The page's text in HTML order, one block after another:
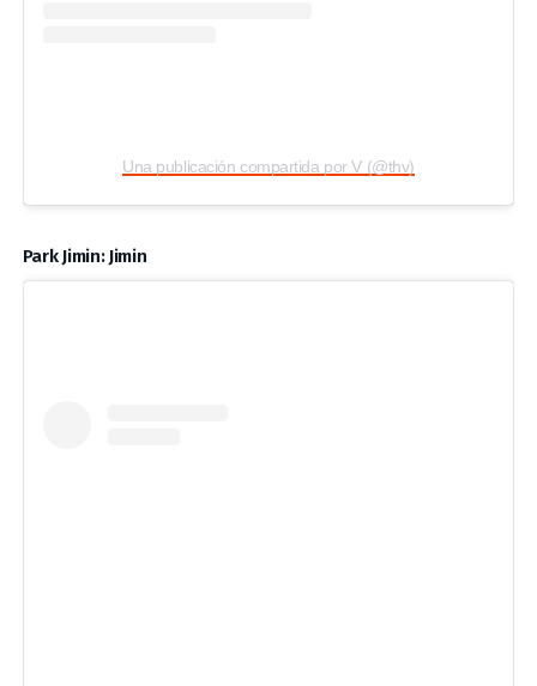
Una publicación compartida por V (@thv)
Park Jimin: Jimin